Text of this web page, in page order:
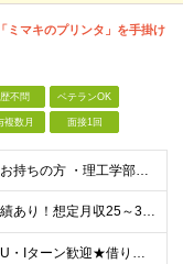
ミマキのプリンタ」を手掛け
不問 ベテランOK
複数月 面接1回
◇下記いずれかの経験をお持ちの方 ・理工学部出身の方（理学系・機械系・電気系） ・デジタル、アナログ回路の設計経験者 ・FPGAの設計経験者 ・モータ、センサ選定などのハーネス設計経験者 ・電機評価、
＜賞与6.13ヶ月分支給実績あり！想定月収25～33万円、想定年収460～700万＞ 月給：21万3000円～+各種手当 ＜修士号を取得している方＞ 月給：23万6500円～+各種手当 ※経験・ス
＜長野・東京で募集中！U・Iターン歓迎★借り上げ社宅制度あり！＞ ■本社 住所：長野県東御市滋野乙2182-3 ★マイカー通勤OK！駐車場あり ■東京支社 住所：東京都品川区北品川5-9-41 T